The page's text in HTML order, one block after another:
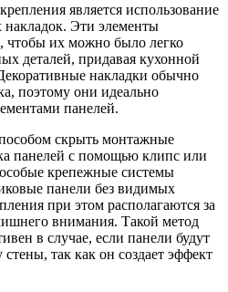
является использование
Эти элементы
чтобы их можно было легко
деталей, придавая кухонной
накладки обычно
поэтому они идеально
панелей.
скрыть монтажные
панелей с помощью клипс или
крепежные системы
панели без видимых
при этом располагаются за
внимания. Такой метод
в случае, если панели будут
так как он создает эффект